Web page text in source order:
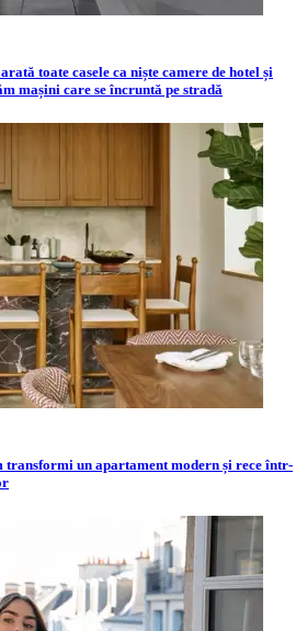
toate casele ca niște camere de hotel și
mașini care se încruntă pe stradă
un apartament modern și rece într-